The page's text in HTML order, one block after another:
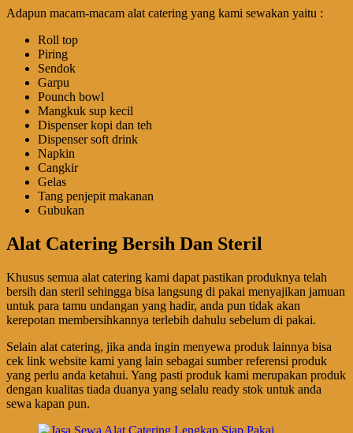
Adapun macam-macam alat catering yang kami sewakan yaitu :
Roll top
Piring
Sendok
Garpu
Pounch bowl
Mangkuk sup kecil
Dispenser kopi dan teh
Dispenser soft drink
Napkin
Cangkir
Gelas
Tang penjepit makanan
Gubukan
Alat Catering Bersih Dan Steril
Khusus semua alat catering kami dapat pastikan produknya telah
bersih dan steril sehingga bisa langsung di pakai menyajikan jamuan
untuk para tamu undangan yang hadir, anda pun tidak akan
kerepotan membersihkannya terlebih dahulu sebelum di pakai.
Selain alat catering, jika anda ingin menyewa produk lainnya bisa
cek link website kami yang lain sebagai sumber referensi produk
yang perlu anda ketahui. Yang pasti produk kami merupakan produk
dengan kualitas tiada duanya yang selalu ready stok untuk anda
sewa kapan pun.